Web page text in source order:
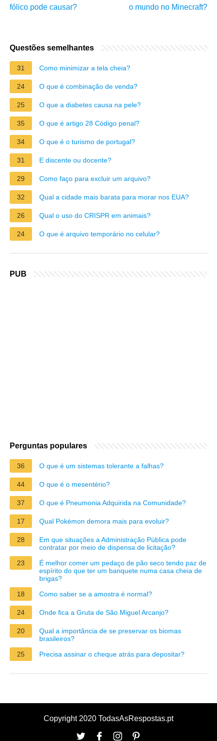
fólico pode causar?
o mundo no Minecraft?
Questões semelhantes
31 Como minimizar a tela cheia?
24 O que é combinação de venda?
25 O que a diabetes causa na pele?
35 O que é artigo 28 Código penal?
34 O que é o turismo de portugal?
31 E discente ou docente?
29 Como faço para excluir um arquivo?
32 Qual a cidade mais barata para morar nos EUA?
26 Qual o uso do CRISPR em animais?
24 O que é arquivo temporário no celular?
PUB
Perguntas populares
36 O que é um sistemas tolerante a falhas?
44 O que é o mesentério?
37 O que é Pneumonia Adquirida na Comunidade?
17 Qual Pokémon demora mais para evoluir?
28
Em que situações a Administração Pública pode
contratar por meio de dispensa de licitação?
23
É melhor comer um pedaço de pão seco tendo paz de
espírito do que ter um banquete numa casa cheia de
brigas?
18
Como saber se a amostra é normal?
24 Onde fica a Gruta de São Miguel Arcanjo?
20
Qual a importância de se preservar os biomas
brasileiros?
25
Precisa assinar o cheque atrás para depositar?
Copyright 2020 TodasAsRespostas.pt